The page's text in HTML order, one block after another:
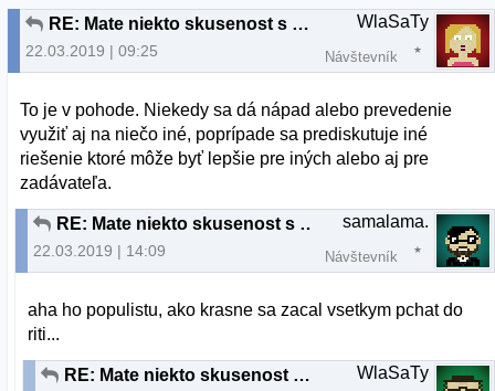
RE: Mate niekto skusenost s Paysafecard?
22.03.2019 | 09:25
WlaSaTy
Návštevník
To je v pohode. Niekedy sa dá nápad alebo prevedenie
využiť aj na niečo iné, poprípade sa prediskutuje iné
riešenie ktoré môže byť lepšie pre iných alebo aj pre
zadávateľa.
RE: Mate niekto skusenost s Paysafecard?
22.03.2019 | 14:09
samalama.
Návštevník
aha ho populistu, ako krasne sa zacal vsetkym pchat do
riti...
RE: Mate niekto skusenost s Paysafecard? WlaSaTy